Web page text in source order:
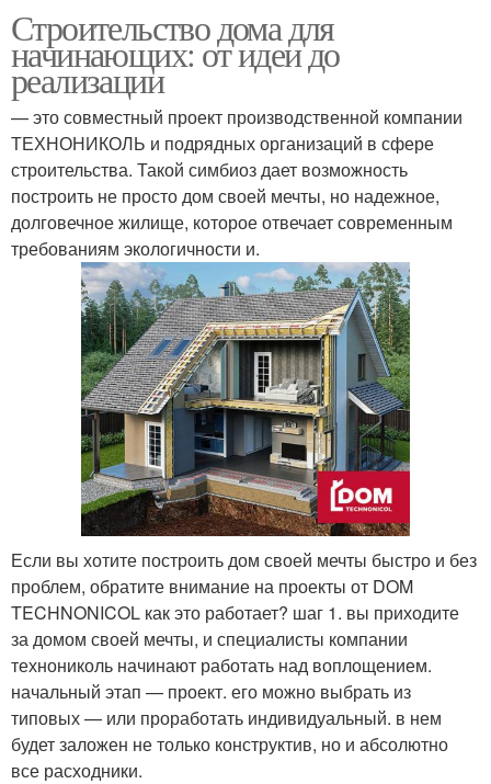
Строительство дома для
начинающих: от идеи до
реализации
— это совместный проект производственной компании
ТЕХНОНИКОЛЬ и подрядных организаций в сфере
строительства. Такой симбиоз дает возможность
построить не просто дом своей мечты, но надежное,
долговечное жилище, которое отвечает современным
требованиям экологичности и.
Если вы хотите построить дом своей мечты быстро и без
проблем, обратите внимание на проекты от DOM
TECHNONICOL как это работает? шаг 1. вы приходите
за домом своей мечты, и специалисты компании
технониколь начинают работать над воплощением.
начальный этап — проект. его можно выбрать из
типовых — или проработать индивидуальный. в нем
будет заложен не только конструктив, но и абсолютно
все расходники.